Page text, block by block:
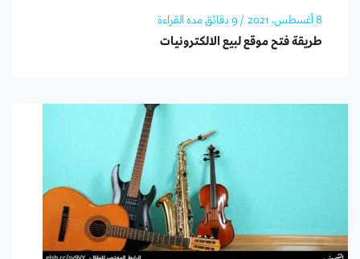
8 أغسطس، 2021 / 9 دقائق مده القراءة
طريقة فتح موقع لبيع الالكترونيات